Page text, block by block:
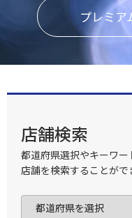
プレミア
店舗検索
都道府県選択やキーワ
店舗を検索することがで